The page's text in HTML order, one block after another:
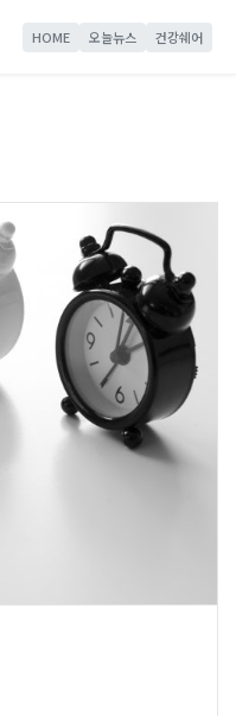
HOME 오늘뉴스 건강쉐어